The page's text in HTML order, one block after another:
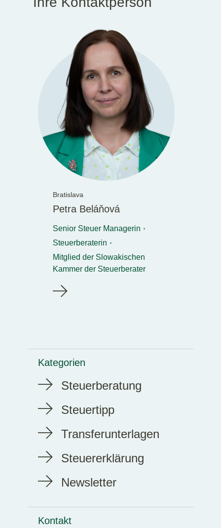
Bratislava
Petra Beláňová
Senior Steuer Managerin
Steuerberaterin
Mitglied der Slowakischen
Kammer der Steuerberater
Kategorien
Steuerberatung
Steuertipp
Transferunterlagen
Steuererklärung
Newsletter
Kontakt